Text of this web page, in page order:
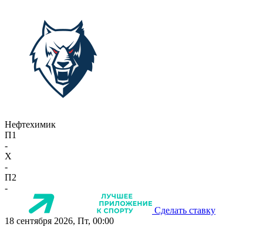
Нефтехимик
П1
-
X
-
П2
-
Сделать ставку
18 сентября 2026, Пт, 00:00